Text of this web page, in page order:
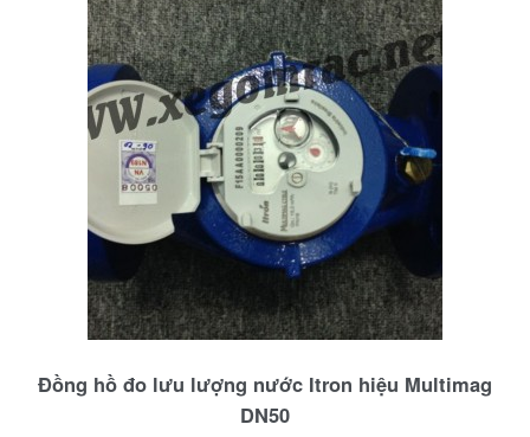
Đồng hồ đo lưu lượng nước Itron hiệu Multimag
DN50